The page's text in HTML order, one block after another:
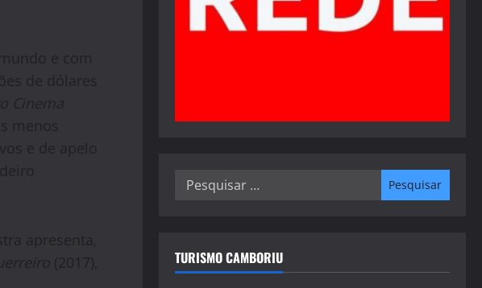
e com
de dólares
Cinema
menos
e de apelo
apresenta,
(2017),
Pesquisar
TURISMO CAMBORIU